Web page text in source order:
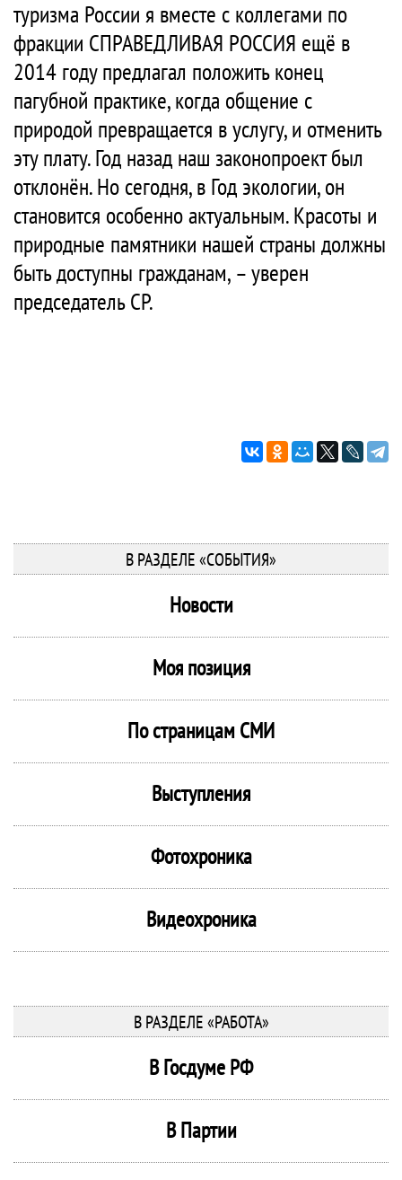
туризма России я вместе с коллегами по
фракции СПРАВЕДЛИВАЯ РОССИЯ ещё в
2014 году предлагал положить конец
пагубной практике, когда общение с
природой превращается в услугу, и отменить
эту плату. Год назад наш законопроект был
отклонён. Но сегодня, в Год экологии, он
становится особенно актуальным. Красоты и
природные памятники нашей страны должны
быть доступны гражданам, – уверен
председатель СР.
В РАЗДЕЛЕ «СОБЫТИЯ»
Новости
Моя позиция
По страницам СМИ
Выступления
Фотохроника
Видеохроника
В РАЗДЕЛЕ «РАБОТА»
В Госдуме РФ
В Партии